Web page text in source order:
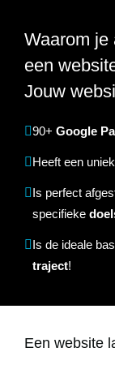
Werken
Shopify
Webshop
Zoho
Carerix
Bullhorn
Vastgoed
Klantreis
Strategie
Online
strategie
Content
Social
Online
Online
bureau
Online
Online
CRO
SEO
SEO
SEO
SEO
SEO
Advertising
Google
Google
Linkbuilding
E-mail
Data & inzicht
Website
Website
Data & tools
instellen
Over ons
Projecten
Referenties
Actueel
Contact
info@rb-
Een website
Waarom je
een
Jouw
90+ Google
Heeft een
Is perfect
specifieke
Is de ideale
traject!